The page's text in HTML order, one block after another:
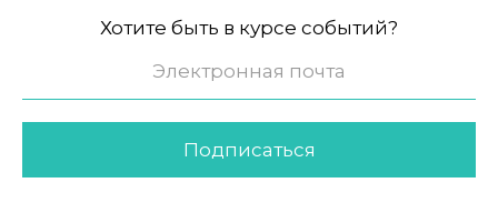
Хотите быть в курсе событий?
Подписаться